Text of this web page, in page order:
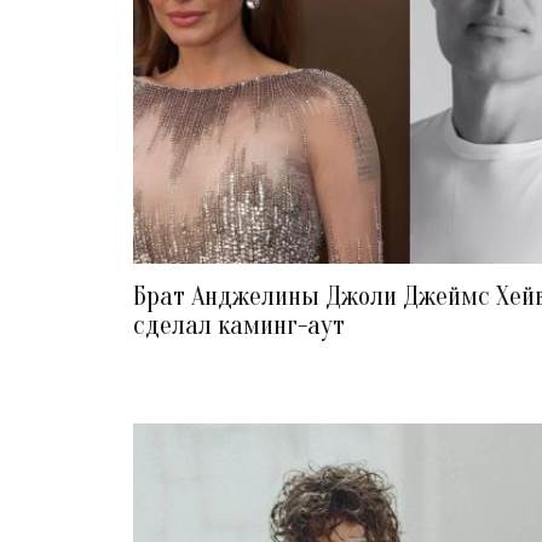
Брат Анджелины Джоли Джеймс
сделал каминг-аут